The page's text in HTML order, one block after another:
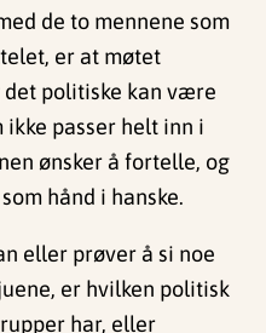
de to mennene som
er at møtet
politiske kan være
passer helt inn i
ønsker å fortelle, og
hånd i hanske.
eller prøver å si noe
er hvilken politisk
har, eller